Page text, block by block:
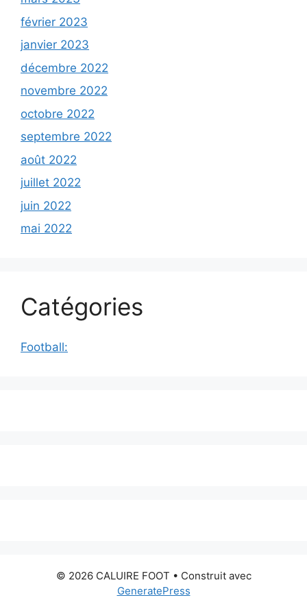
février 2023
janvier 2023
décembre 2022
novembre 2022
octobre 2022
septembre 2022
août 2022
juillet 2022
juin 2022
mai 2022
Catégories
Football:
© 2026 CALUIRE FOOT • Construit avec
GeneratePress